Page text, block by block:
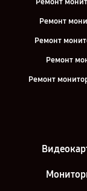
Ремонт
Ремонт
Ремонт
Ремонт